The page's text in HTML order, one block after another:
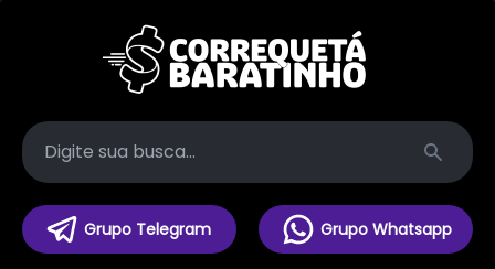
Search
Grupo Telegram Grupo Whatsapp